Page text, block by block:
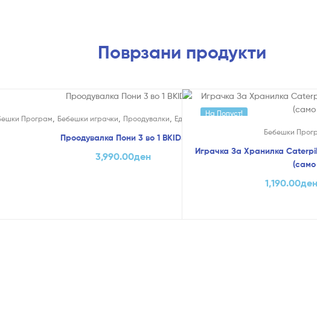
Поврзани продукти
Брадавици,
Програм Бебешки играчки Проодувалки Едукативни и Креативни
Проодувалка Пони 3 во 1 BKIDS
3,990.00ден
На Попуст!
Бебешки
Играчка За Хранилка
1,190.00